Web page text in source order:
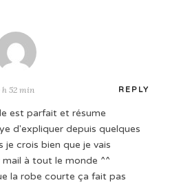
h 52 min REPLY
est parfait et résume
d'expliquer depuis quelques
je crois bien que je vais
à tout le monde ^^
la robe courte ça fait pas